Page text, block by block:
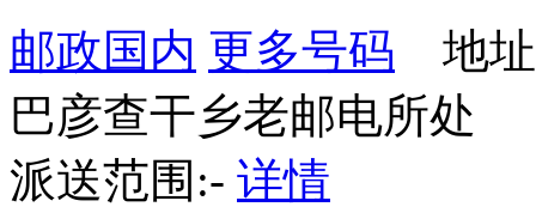
邮政国内 更多号码 地址
巴彦查干乡老邮电所处
派送范围:- 详情